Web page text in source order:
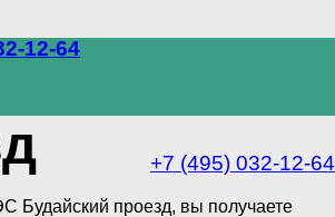
12-64
+7 (495) 032-12-64
Будайский проезд, вы получаете